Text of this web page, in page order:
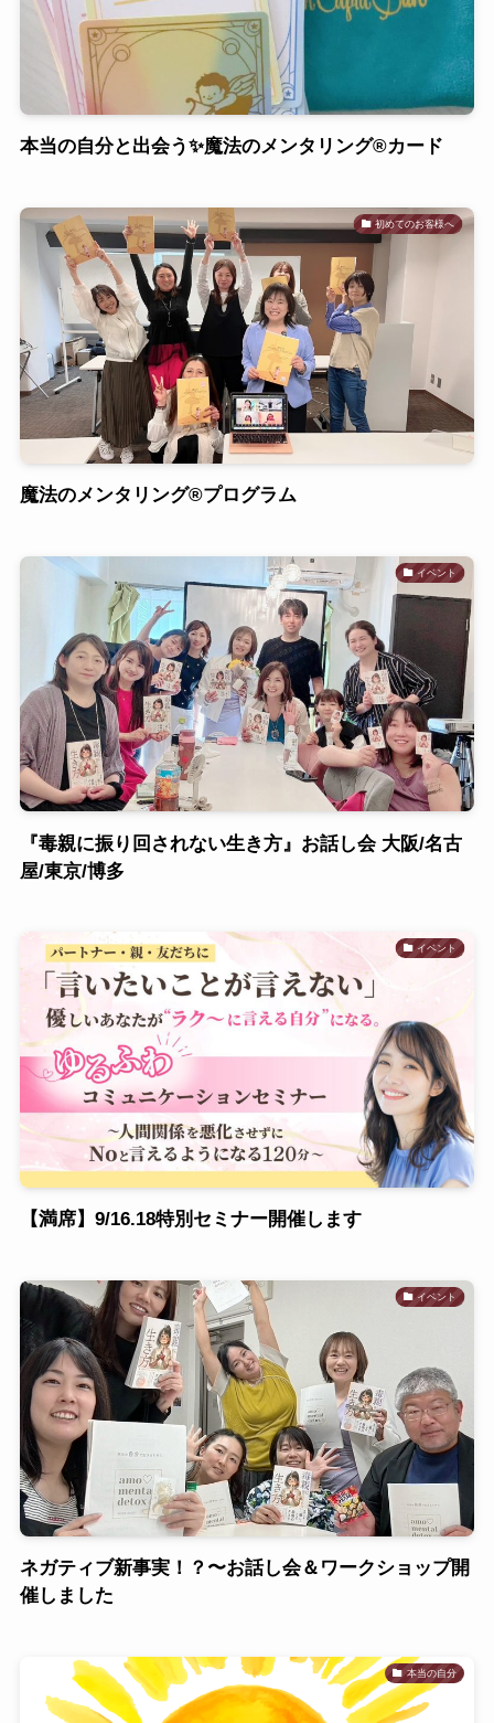
本当の自分と出会う✨魔法のメンタリング®︎カード
初めてのお客様へ
魔法のメンタリング®︎プログラム
イベント
『毒親に振り回されない生き方』お話し会 大阪/名古
屋/東京/博多
イベント
【満席】9/16.18特別セミナー開催します
イベント
ネガティブ新事実！？〜お話し会＆ワークショップ開
催しました
本当の自分